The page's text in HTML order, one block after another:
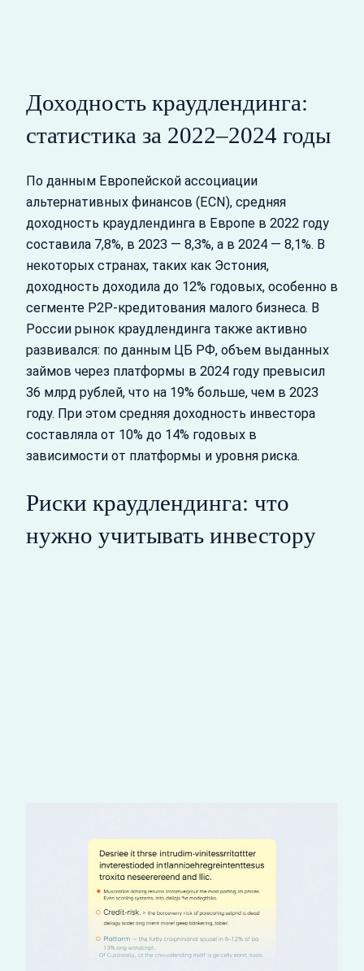
Доходность краудлендинга:
статистика за 2022–2024 годы
По данным Европейской ассоциации
альтернативных финансов (ECN), средняя
доходность краудлендинга в Европе в 2022 году
составила 7,8%, в 2023 — 8,3%, а в 2024 — 8,1%. В
некоторых странах, таких как Эстония,
доходность доходила до 12% годовых, особенно в
сегменте P2P-кредитования малого бизнеса. В
России рынок краудлендинга также активно
развивался: по данным ЦБ РФ, объем выданных
займов через платформы в 2024 году превысил
36 млрд рублей, что на 19% больше, чем в 2023
году. При этом средняя доходность инвестора
составляла от 10% до 14% годовых в
зависимости от платформы и уровня риска.
Риски краудлендинга: что
нужно учитывать инвестору